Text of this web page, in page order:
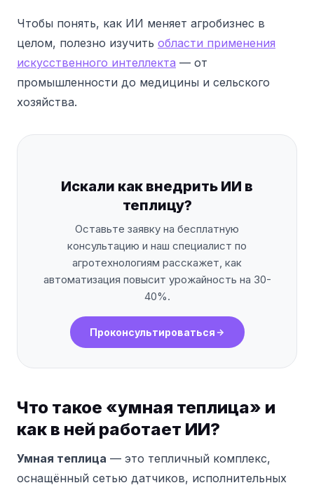
Чтобы понять, как ИИ меняет агробизнес в
целом, полезно изучить области применения
искусственного интеллекта — от
промышленности до медицины и сельского
хозяйства.
Искали как внедрить ИИ в
теплицу?
Оставьте заявку на бесплатную
консультацию и наш специалист по
агротехнологиям расскажет, как
автоматизация повысит урожайность на 30-
40%.
Проконсультироваться
Что такое «умная теплица» и
как в ней работает ИИ?
Умная теплица — это тепличный комплекс,
оснащённый сетью датчиков, исполнительных